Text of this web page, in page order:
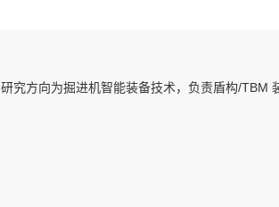
研究方向为掘进机智能装备技术，负责盾构/TBM